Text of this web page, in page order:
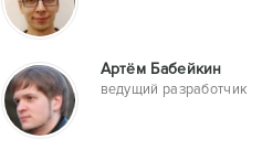
Артём Бабейкин
ведущий разработчик